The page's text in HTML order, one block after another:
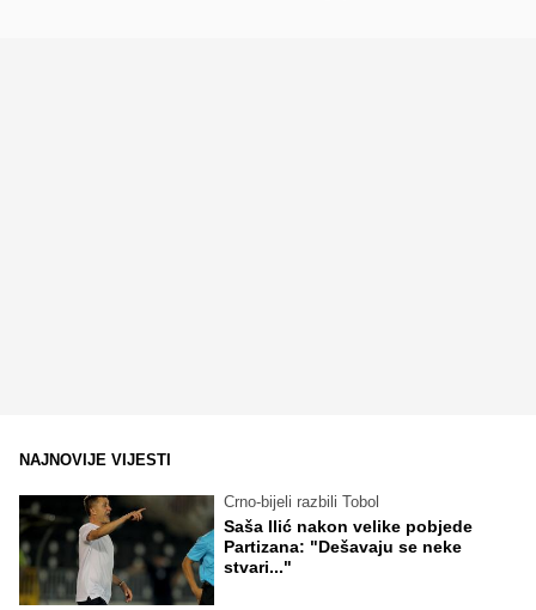
NAJNOVIJE VIJESTI
Crno-bijeli razbili Tobol
Saša Ilić nakon velike pobjede
Partizana: "Dešavaju se neke
stvari..."